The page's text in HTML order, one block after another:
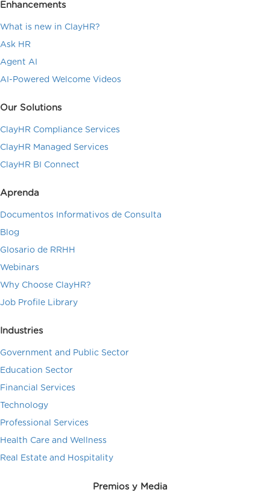
Enhancements
What is new in ClayHR?
Ask HR
Agent AI
AI-Powered Welcome Videos
Our Solutions
ClayHR Compliance Services
ClayHR Managed Services
ClayHR BI Connect
Aprenda
Documentos Informativos de Consulta
Blog
Glosario de RRHH
Webinars
Why Choose ClayHR?
Job Profile Library
Industries
Government and Public Sector
Education Sector
Financial Services
Technology
Professional Services
Health Care and Wellness
Real Estate and Hospitality
Premios y Media